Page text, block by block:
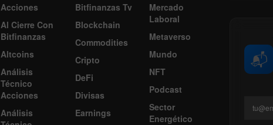
Acciones
Al Cierre Con
Bitfinanzas
Altcoins
Análisis
Técnico
Acciones
Análisis
Bitfinanzas Tv
Blockchain
Commodities
Cripto
DeFi
Divisas
Earnings
Mercado
Laboral
Metaverso
Mundo
NFT
Podcast
Sector
Energético
📬